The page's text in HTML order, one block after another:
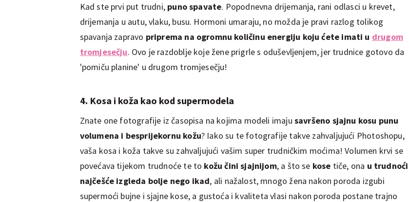
Kad ste prvi put trudni, puno spavate. Popodnevna drijemanja, rani odlasci u krevet,
drijemanja u autu, vlaku, busu. Hormoni umaraju, no možda je pravi razlog tolikog
spavanja zapravo priprema na ogromnu količinu energiju koju ćete imati u drugom
tromjesečju. Ovo je razdoblje koje žene prigrle s oduševljenjem, jer trudnice gotovo da
'pomiču planine' u drugom tromjesečju!
4. Kosa i koža kao kod supermodela
Znate one fotografije iz časopisa na kojima modeli imaju savršeno sjajnu kosu punu
volumena i besprijekornu kožu? Iako su te fotografije takve zahvaljujući Photoshopu,
vaša kosa i koža takve su zahvaljujući vašim super trudničkim moćima! Volumen krvi se
povećava tijekom trudnoće te to kožu čini sjajnijom, a što se kose tiče, ona u trudnoći
najčešće izgleda bolje nego ikad, ali nažalost, mnogo žena nakon poroda izgubi
supermoći bujne i sjajne kose, a gustoća i kvaliteta vlasi nakon poroda postane trajno